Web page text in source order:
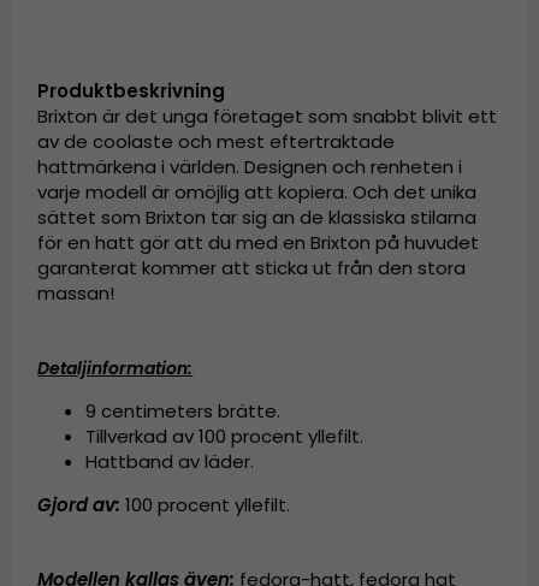
Produktbeskrivning
Brixton är det unga företaget som snabbt blivit ett
av de coolaste och mest eftertraktade
hattmärkena i världen. Designen och renheten i
varje modell är omöjlig att kopiera. Och det unika
sättet som Brixton tar sig an de klassiska stilarna
för en hatt gör att du med en Brixton på huvudet
garanterat kommer att sticka ut från den stora
massan!
Detaljinformation:
9 centimeters brätte.
Tillverkad av100 procent yllefilt.
Hattband av läder.
Gjord av: 100 procent yllefilt.
Modellen kallas även: fedora-hatt, fedora hat